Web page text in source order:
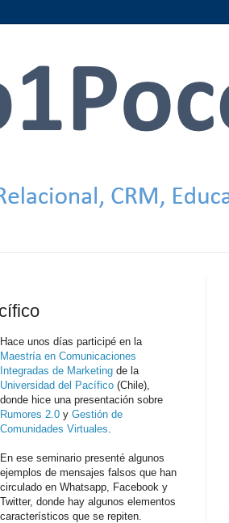
Hace unos días participé en la
Maestríaen Comunicaciones
Integradas de Marketing de la
Universidad del Pacífico (Chile),
donde hice una presentación sobre
Rumores 2.0 yGestión de
Comunidades Virtuales
En ese seminario presenté algunos
ejemplos de mensajes falsos que han
circulado en Whatsapp, Facebook y
Twitter, donde hay algunos elementos
característicos que se repiten.